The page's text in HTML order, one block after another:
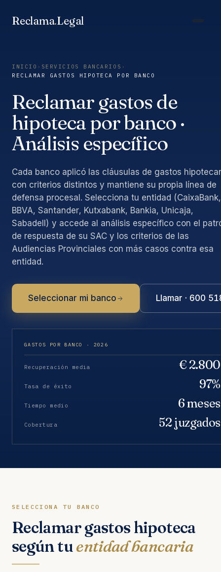
Reclama.Legal
INICIO › SERVICIOS BANCARIOS ›
RECLAMAR GASTOS HIPOTECA POR BANCO
Reclamar gastos de
hipoteca por banco ·
Análisis específico
Cada banco aplicó las cláusulas de gastos
con criterios distintos y mantiene su propia línea de
defensa procesal. Selecciona tu entidad (CaixaBank,
BBVA, Santander, Kutxabank, Bankia, Unicaja,
Sabadell) y accede al análisis específico con el
de respuesta de su SAC y los criterios de las
Audiencias Provinciales con más casos contra esa
entidad.
Seleccionar mi banco Llamar · 600
GASTOS POR BANCO · 2026
Recuperación media € 2.800
Tasa de éxito 97%
Tiempo medio 6 meses
Cobertura 52 juzgados
SELECCIONA TU BANCO
Reclamar gastos hipoteca
según tuentidad bancaria